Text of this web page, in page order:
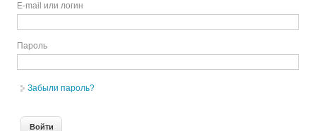
E-mail или логин
Пароль
Забыли пароль?